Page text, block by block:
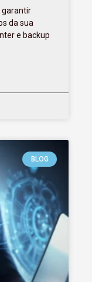
garantir
da sua
e backup
BLOG